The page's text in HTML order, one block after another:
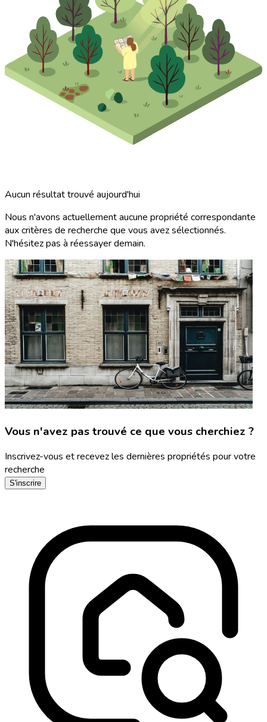
Aucun résultat trouvé aujourd'hui
Nous n'avons actuellement aucune propriété correspondante
aux critères de recherche que vous avez sélectionnés.
N'hésitez pas à réessayer demain.
Vous n'avez pas trouvé ce que vous cherchiez ?
Inscrivez-vous et recevez les dernières propriétés pour votre
recherche
S'inscrire